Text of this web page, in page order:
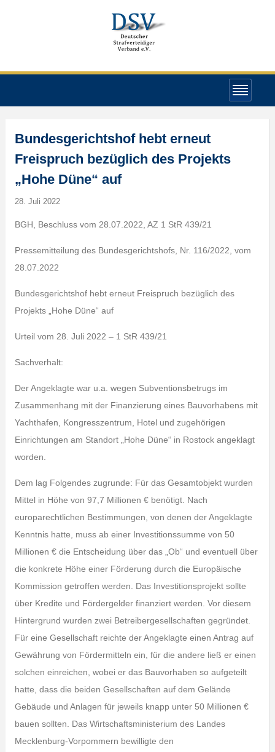
Bundesgerichtshof hebt erneut
Freispruch bezüglich des Projekts
„Hohe Düne“ auf
28. Juli 2022
BGH, Beschluss vom 28.07.2022, AZ 1 StR 439/21
Pressemitteilung des Bundesgerichtshofs, Nr. 116/2022, vom
28.07.2022
Bundesgerichtshof hebt erneut Freispruch bezüglich des
Projekts „Hohe Düne“ auf
Urteil vom 28. Juli 2022 – 1 StR 439/21
Sachverhalt:
Der Angeklagte war u.a. wegen Subventionsbetrugs im
Zusammenhang mit der Finanzierung eines Bauvorhabens mit
Yachthafen, Kongresszentrum, Hotel und zugehörigen
Einrichtungen am Standort „Hohe Düne“ in Rostock angeklagt
worden.
Dem lag Folgendes zugrunde: Für das Gesamtobjekt wurden
Mittel in Höhe von 97,7 Millionen € benötigt. Nach
europarechtlichen Bestimmungen, von denen der Angeklagte
Kenntnis hatte, muss ab einer Investitionssumme von 50
Millionen € die Entscheidung über das „Ob“ und eventuell über
die konkrete Höhe einer Förderung durch die Europäische
Kommission getroffen werden. Das Investitionsprojekt sollte
über Kredite und Fördergelder finanziert werden. Vor diesem
Hintergrund wurden zwei Betreibergesellschaften gegründet.
Für eine Gesellschaft reichte der Angeklagte einen Antrag auf
Gewährung von Fördermitteln ein, für die andere ließ er einen
solchen einreichen, wobei er das Bauvorhaben so aufgeteilt
hatte, dass die beiden Gesellschaften auf dem Gelände
Gebäude und Anlagen für jeweils knapp unter 50 Millionen €
bauen sollten. Das Wirtschaftsministerium des Landes
Mecklenburg-Vorpommern bewilligte den